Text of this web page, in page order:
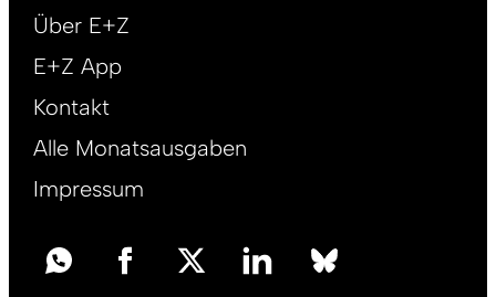
Über E+Z
E+Z App
Kontakt
Alle Monatsausgaben
Impressum